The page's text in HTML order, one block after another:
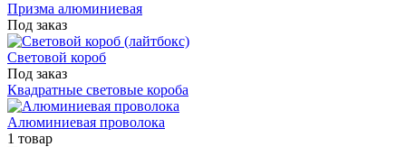
Призма алюминиевая
Под заказ
Световой короб
Под заказ
Квадратные световые короба
Алюминиевая проволока
1 товар